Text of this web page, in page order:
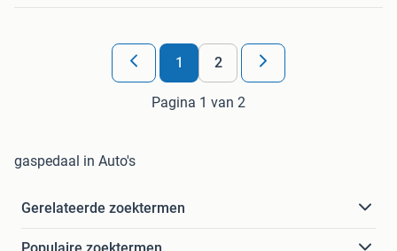
1 2
Pagina 1 van 2
gaspedaal in Auto's
Gerelateerde zoektermen
Populaire zoektermen